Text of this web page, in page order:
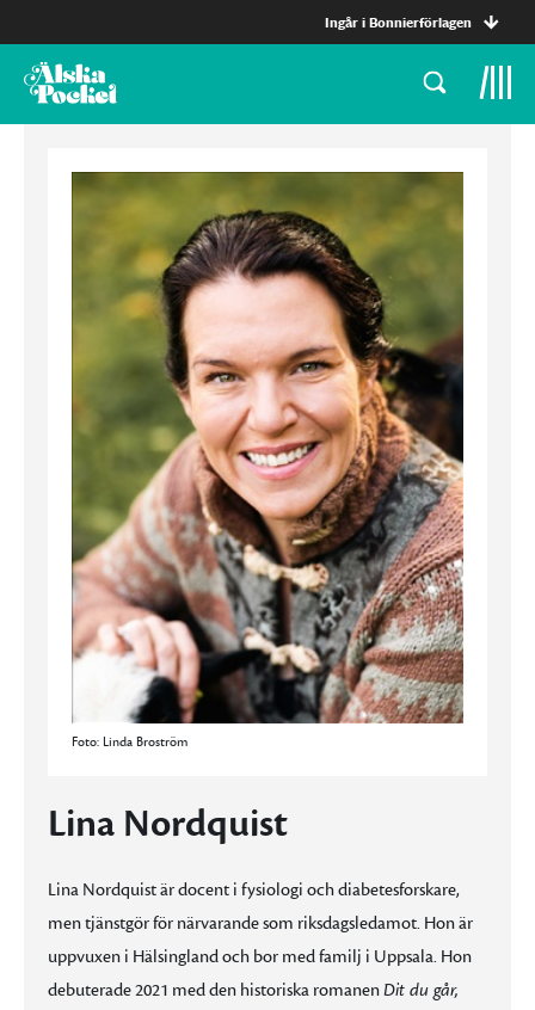
Ingår i Bonnierförlagen
Foto: Linda Broström
Lina Nordquist
Lina Nordquist är docent i fysiologi och diabetesforskare,
men tjänstgör för närvarande som riksdagsledamot. Hon är
uppvuxen i Hälsingland och bor med familj i Uppsala. Hon
debuterade 2021 med den historiska romanenDit du går,